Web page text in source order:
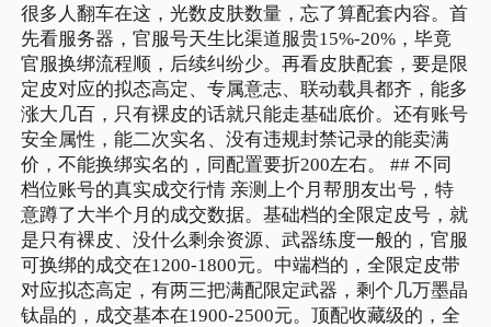
很多人翻车在这，光数皮肤数量，忘了算配套内容。首
先看服务器，官服号天生比渠道服贵15%-20%，毕竟
官服换绑流程顺，后续纠纷少。再看皮肤配套，要是限
定皮对应的拟态高定、专属意志、联动载具都齐，能多
涨大几百，只有裸皮的话就只能走基础底价。还有账号
安全属性，能二次实名、没有违规封禁记录的能卖满
价，不能换绑实名的，同配置要折200左右。 ## 不同
档位账号的真实成交行情 亲测上个月帮朋友出号，特
意蹲了大半个月的成交数据。基础档的全限定皮号，就
是只有裸皮、没什么剩余资源、武器练度一般的，官服
可换绑的成交在1200-1800元。中端档的，全限定皮带
对应拟态高定，有两三把满配限定武器，剩个几万墨晶
钛晶的，成交基本在1900-2500元。顶配收藏级的，全